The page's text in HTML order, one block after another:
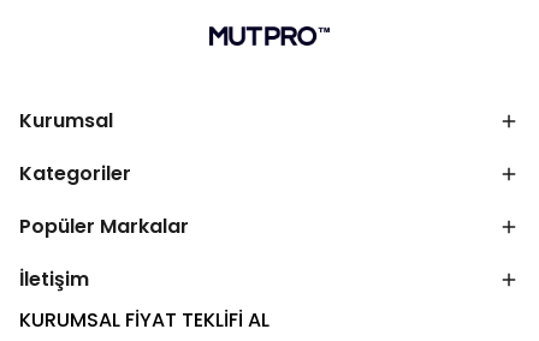
Kurumsal
Kategoriler
Popüler Markalar
İletişim
KURUMSAL FİYAT TEKLİFİ AL